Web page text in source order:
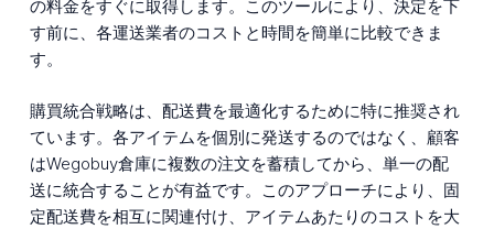
の料金をすぐに取得します。このツールにより、決定を下
す前に、各運送業者のコストと時間を簡単に比較できま
す。
購買統合戦略は、配送費を最適化するために特に推奨され
ています。各アイテムを個別に発送するのではなく、顧客
はWegobuy倉庫に複数の注文を蓄積してから、単一の配
送に統合することが有益です。このアプローチにより、固
定配送費を相互に関連付け、アイテムあたりのコストを大